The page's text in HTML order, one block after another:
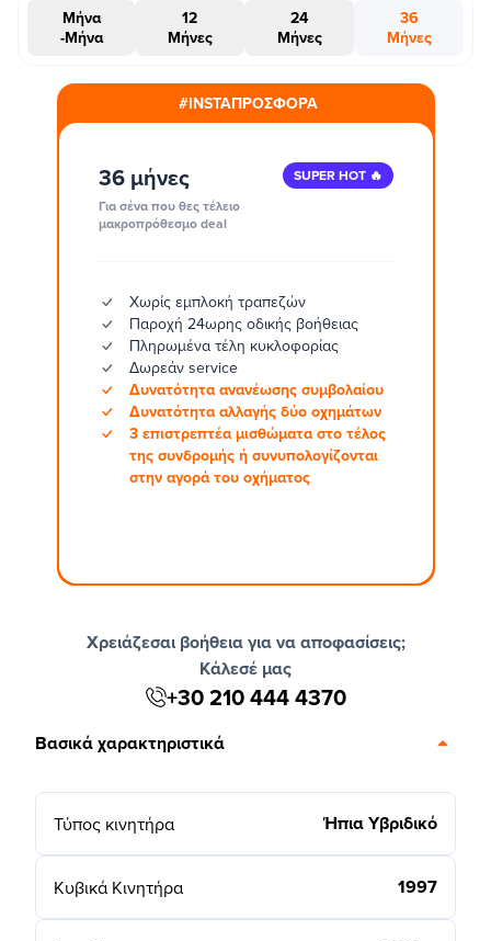
Μήνα
-Μήνα
12
Μήνες
24
Μήνες
36
Μήνες
#INSTAΠΡΟΣΦΟΡΑ
36 μήνες
Για σένα που θες τέλειο
μακροπρόθεσμο deal
SUPER HOT 🔥
Χωρίς εμπλοκή τραπεζών
Παροχή 24ωρης οδικής βοήθειας
Πληρωμένα τέλη κυκλοφορίας
Δωρεάν service
Δυνατότητα ανανέωσης συμβολαίου
Δυνατότητα αλλαγής δύο οχημάτων
3 επιστρεπτέα μισθώματα στο τέλος
της συνδρομής ή συνυπολογίζονται
στην αγορά του οχήματος
Χρειάζεσαι βοήθεια για να αποφασίσεις;
Κάλεσέ μας
+30 210 444 4370
Βασικά χαρακτηριστικά
Τύπος κινητήρα Ήπια Υβριδικό
Κυβικά Κινητήρα 1997